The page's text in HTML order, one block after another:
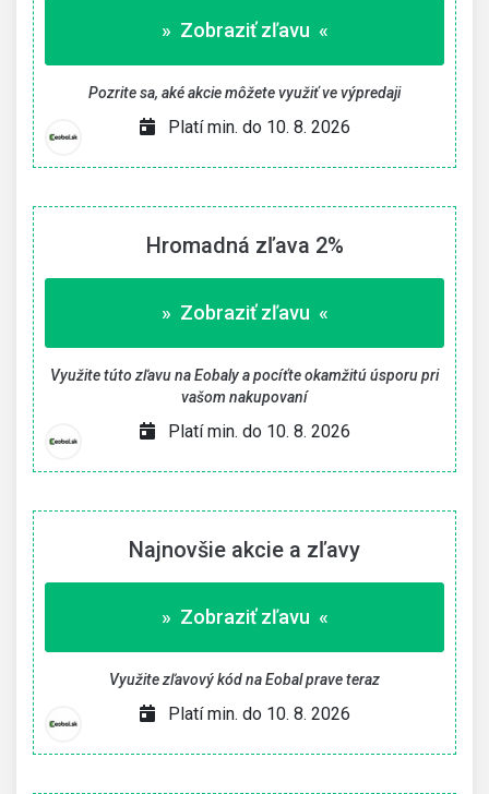
» Zobraziť zľavu «
Pozrite sa, aké akcie môžete využiť ve výpredaji
Platí min. do 10. 8. 2026
Hromadná zľava 2%
» Zobraziť zľavu «
Využite túto zľavu na Eobaly a pocíťte okamžitú úsporu pri
vašom nakupovaní
Platí min. do 10. 8. 2026
Najnovšie akcie a zľavy
» Zobraziť zľavu «
Využite zľavový kód na Eobal prave teraz
Platí min. do 10. 8. 2026